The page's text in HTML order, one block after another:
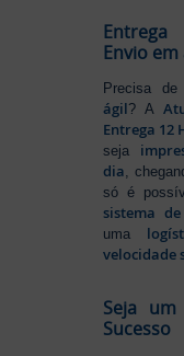
Entrega
Envio
Precisa de
ágil? A
Entrega 12
seja
dia,
só é
sistema
uma
velocidade
Seja
Sucesso